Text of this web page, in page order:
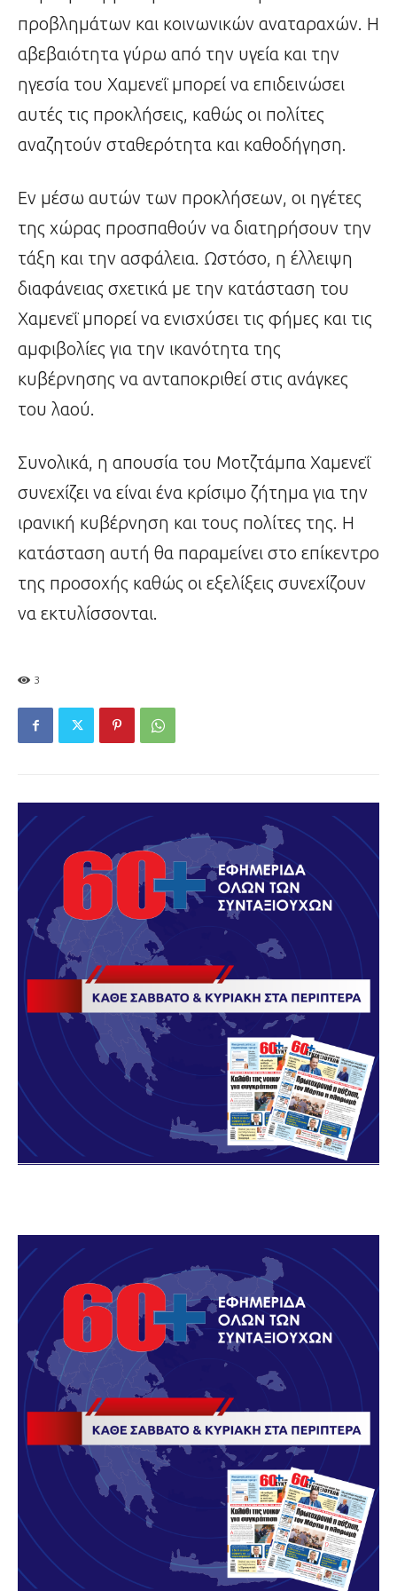
προβλημάτων και κοινωνικών αναταραχών. Η
αβεβαιότητα γύρω από την υγεία και την
ηγεσία του Χαμενεΐ μπορεί να επιδεινώσει
αυτές τις προκλήσεις, καθώς οι πολίτες
αναζητούν σταθερότητα και καθοδήγηση.
Εν μέσω αυτών των προκλήσεων, οι ηγέτες
της χώρας προσπαθούν να διατηρήσουν την
τάξη και την ασφάλεια. Ωστόσο, η έλλειψη
διαφάνειας σχετικά με την κατάσταση του
Χαμενεΐ μπορεί να ενισχύσει τις φήμες και τις
αμφιβολίες για την ικανότητα της
κυβέρνησης να ανταποκριθεί στις ανάγκες
του λαού.
Συνολικά, η απουσία του Μοτζτάμπα Χαμενεΐ
συνεχίζει να είναι ένα κρίσιμο ζήτημα για την
ιρανική κυβέρνηση και τους πολίτες της. Η
κατάσταση αυτή θα παραμείνει στο επίκεντρο
της προσοχής καθώς οι εξελίξεις συνεχίζουν
να εκτυλίσσονται.
3